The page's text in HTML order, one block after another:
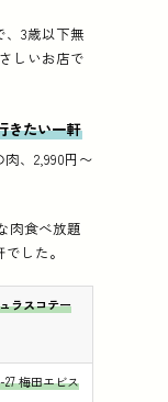
3歳以下無
しいお店で
きたい一軒
、2,990円〜
肉食べ放題
した。
ラスコテー
梅田エビス